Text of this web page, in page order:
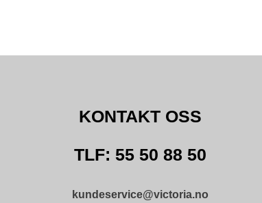
KONTAKT OSS
TLF: 55 50 88 50
kundeservice@victoria.no